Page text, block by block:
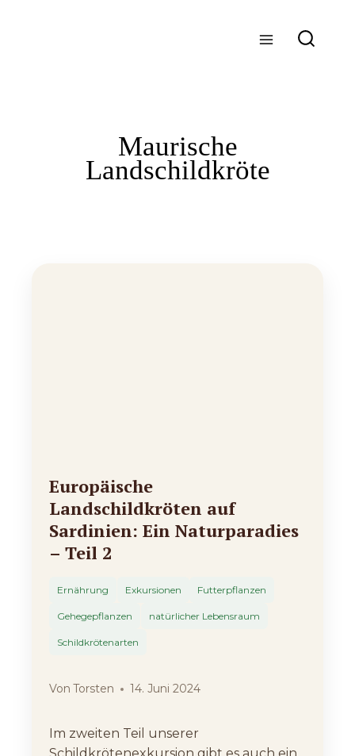
Maurische
Landschildkröte
Ernährung Exkursionen Futterpflanzen
Gehegepflanzen natürlicher Lebensraum
Schildkrötenarten
Europäische
Landschildkröten auf
Sardinien: Ein Naturparadies
– Teil 2
Von Torsten 14. Juni 2024
Im zweiten Teil unserer